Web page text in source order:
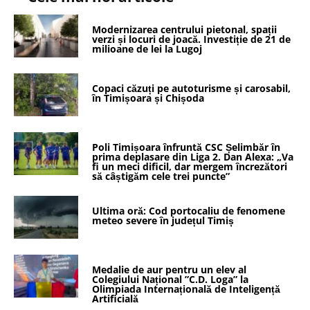
Modernizarea centrului pietonal, spații
verzi și locuri de joacă. Investiție de 21 de
milioane de lei la Lugoj
Copaci căzuți pe autoturisme și carosabil,
în Timișoara și Chișoda
Poli Timișoara înfruntă CSC Șelimbăr în
prima deplasare din Liga 2. Dan Alexa: „Va
fi un meci dificil, dar mergem încrezători
să câștigăm cele trei puncte”
Ultima oră: Cod portocaliu de fenomene
meteo severe în județul Timiș
Medalie de aur pentru un elev al
Colegiului Național ”C.D. Loga” la
Olimpiada Internațională de Inteligență
Artificială